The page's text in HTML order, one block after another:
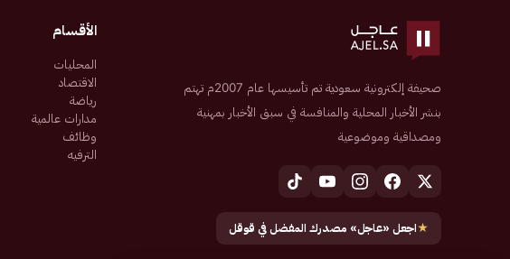
صحيفة إلكترونية سعودية تم تأسيسها عام 2007م تهتم
بنشر الأخبار المحلية والمنافسة في سبق الأخبار بمهنية
ومصداقية وموضوعية
★اجعل «عاجل» مصدرك المفضل في قوقل
الأقسام
المحليات
الاقتصاد
رياضة
مدارات عالمية
وظائف
الترفيه